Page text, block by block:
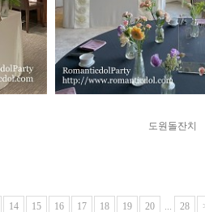
도원돌잔치
14 15 16 17 18 19 20 ... 28